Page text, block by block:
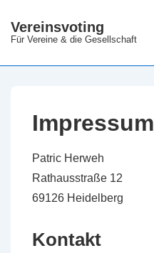
ZumVereinsvoting
Für Vereine & die Gesellschaft
Impressum
Patric Herweh
Rathausstraße 12
69126 Heidelberg
Kontakt